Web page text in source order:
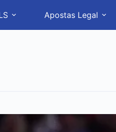
Apostas Legal